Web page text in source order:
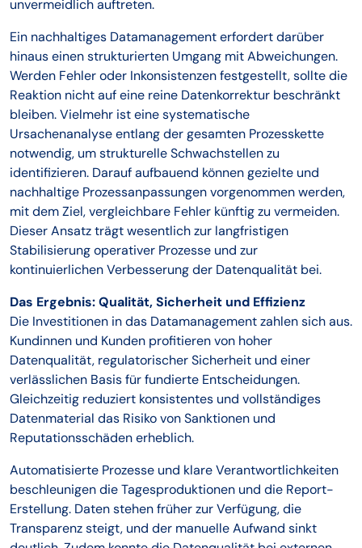
unvermeidlich auftreten.
Ein nachhaltiges Datamanagement erfordert darüber
hinaus einen strukturierten Umgang mit Abweichungen.
Werden Fehler oder Inkonsistenzen festgestellt, sollte die
Reaktion nicht auf eine reine Datenkorrektur beschränkt
bleiben. Vielmehr ist eine systematische
Ursachenanalyse entlang der gesamten Prozesskette
notwendig, um strukturelle Schwachstellen zu
identifizieren. Darauf aufbauend können gezielte und
nachhaltige Prozessanpassungen vorgenommen werden,
mit dem Ziel, vergleichbare Fehler künftig zu vermeiden.
Dieser Ansatz trägt wesentlich zur langfristigen
Stabilisierung operativer Prozesse und zur
kontinuierlichen Verbesserung der Datenqualität bei.
Das Ergebnis: Qualität, Sicherheit und Effizienz
Die Investitionen in das Datamanagement zahlen sich aus.
Kundinnen und Kunden profitieren von hoher
Datenqualität, regulatorischer Sicherheit und einer
verlässlichen Basis für fundierte Entscheidungen.
Gleichzeitig reduziert konsistentes und vollständiges
Datenmaterial das Risiko von Sanktionen und
Reputationsschäden erheblich.
Automatisierte Prozesse und klare Verantwortlichkeiten
beschleunigen die Tagesproduktionen und die Report-
Erstellung. Daten stehen früher zur Verfügung, die
Transparenz steigt, und der manuelle Aufwand sinkt